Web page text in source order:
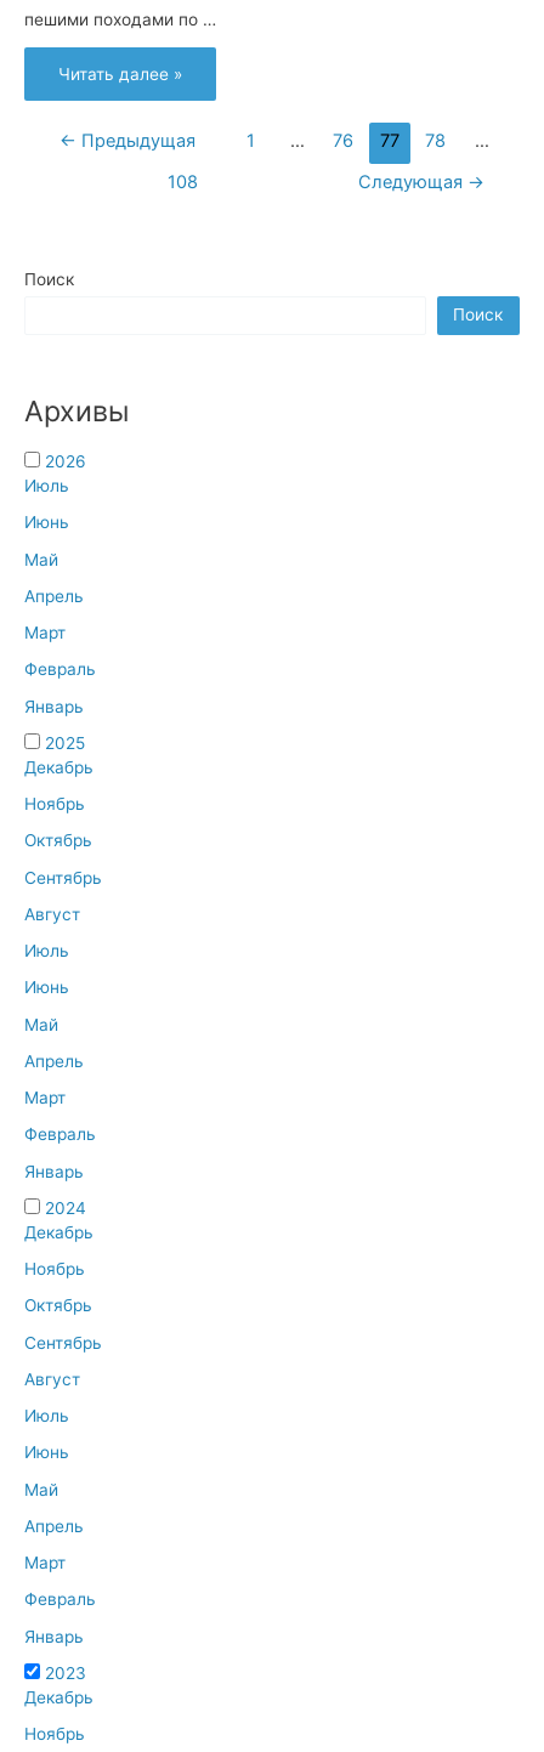
пешими походами по …
В
АМК
прошла
любителями
Читать далее »
Навигация
← Предыдущая 1 … 76 77 78
…
108
Следующая →
Поиск
Поиск
Архивы
2026
Июль
Июнь
Май
Апрель
Март
Февраль
Январь
2025
Декабрь
Ноябрь
Октябрь
Сентябрь
Август
Июль
Июнь
Май
Апрель
Март
Февраль
Январь
2024
Декабрь
Ноябрь
Октябрь
Сентябрь
Август
Июль
Июнь
Май
Апрель
Март
Февраль
Январь
2023
Декабрь
Ноябрь